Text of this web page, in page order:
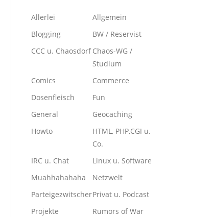
Allerlei
Allgemein
Blogging
BW / Reservist
CCC u. Chaosdorf Chaos-WG /
Studium
Comics
Commerce
Dosenfleisch
Fun
General
Geocaching
Howto
HTML, PHP,CGI u.
Co.
IRC u. Chat
Linux u. Software
Muahhahahaha
Netzwelt
ParteigezwitscherPrivat u. Podcast
Projekte
Rumors of War